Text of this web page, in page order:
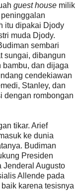
guest house milik
itu dipakai Djody
muda Djody.
sembari
sungai, dibangun
bambu, dan dijaga
cendekiawan
Stanley, dan
dengan rombongan
tikar. Arief
ke dunia
Budiman
Presiden
Jenderal Augusto
Allende pada
karena tesisnya